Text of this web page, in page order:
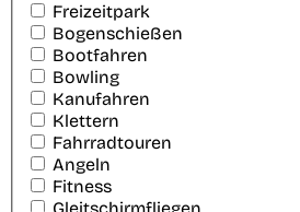
Freizeitpark
Bogenschießen
Bootfahren
Bowling
Kanufahren
Klettern
Fahrradtouren
Angeln
Fitness